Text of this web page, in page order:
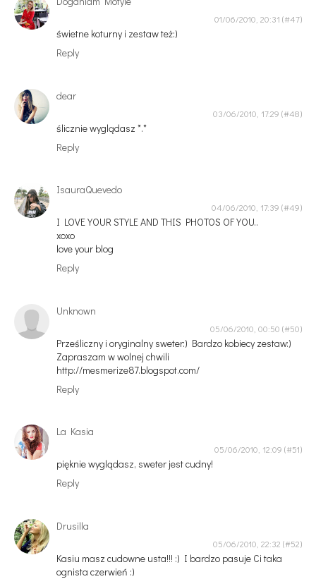
01/06/2010, 20:31
świetne koturny i zestaw też:)
Reply
dear
03/06/2010, 17:29
ślicznie wyglądasz *.*
Reply
IsauraQuevedo
04/06/2010, 17:39
I LOVE YOUR STYLE AND THIS PHOTOS OF YOU..
xoxo
love your blog
Reply
Unknown
05/06/2010, 00:50
Prześliczny i oryginalny sweter:) Bardzo kobiecy zestaw:)
Zapraszam w wolnej chwili
http://mesmerize87.blogspot.com/
Reply
La Kasia
05/06/2010, 12:09
pięknie wyglądasz, sweter jest cudny!
Reply
Drusilla
05/06/2010, 22:32
Kasiu masz cudowne usta!!! :) I bardzo pasuje Ci taka
ognista czerwień :)